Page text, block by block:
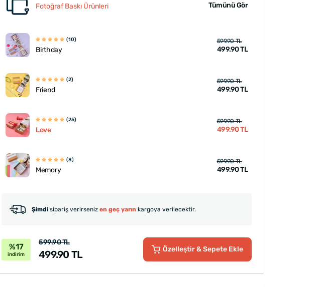
Fotoğraf Baskı Ürünleri Tümünü Gör
(10)
Birthday
599.90 TL
499.90 TL
(2)
Friend
599.90 TL
499.90 TL
(25)
Love
599.90 TL
499.90 TL
(8)
Memory
599.90 TL
499.90 TL
Şimdi sipariş verirseniz en geç yarın kargoya verilecektir.
%17
indirim
599.90 TL
499.90 TL Özelleştir& Sepete Ekle